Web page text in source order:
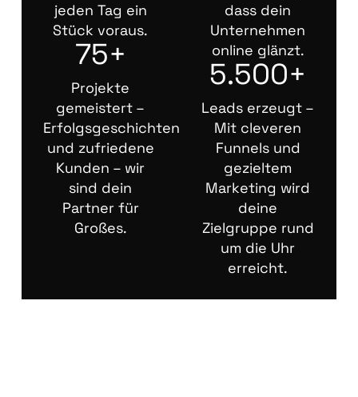
jeden Tag ein
Stück voraus.
75+
Projekte
gemeistert –
Erfolgsgeschichten
und zufriedene
Kunden – wir
sind dein
Partner für
Großes.
dass dein
Unternehmen
online glänzt.
5.500+
Leads erzeugt –
Mit cleveren
Funnels und
gezieltem
Marketing wird
deine
Zielgruppe rund
um die Uhr
erreicht.